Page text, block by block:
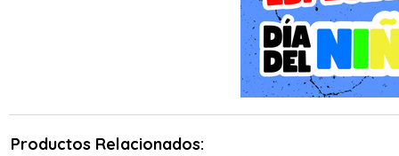
Novedades
- Gráficos
- Modelados de fondos y
Productos Relacionados: